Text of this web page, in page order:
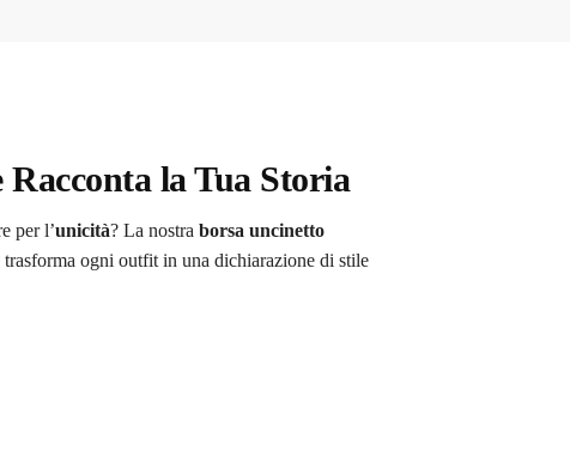
la Tua Storia
per l’unicità? La nostra borsa uncinetto
ogni outfit in una dichiarazione di stile